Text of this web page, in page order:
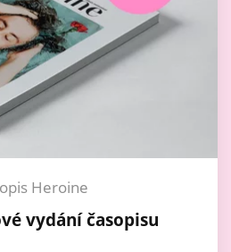
Heroine
vydání časopisu